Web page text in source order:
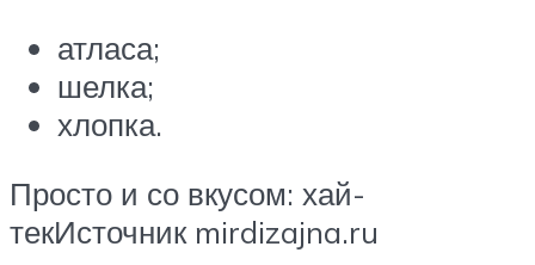
атласа;
шелка;
хлопка.
Просто и со вкусом: хай-
текИсточник mirdizajna.ru